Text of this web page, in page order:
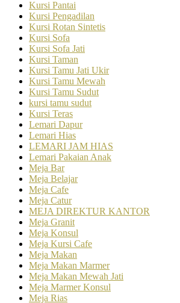
Kursi Pantai
Kursi Pengadilan
Kursi Rotan Sintetis
Kursi Sofa
Kursi Sofa Jati
Kursi Taman
Kursi Tamu Jati Ukir
Kursi Tamu Mewah
Kursi Tamu Sudut
kursi tamu sudut
Kursi Teras
Lemari Dapur
Lemari Hias
LEMARI JAM HIAS
Lemari Pakaian Anak
Meja Bar
Meja Belajar
Meja Cafe
Meja Catur
MEJA DIREKTUR KANTOR
Meja Granit
Meja Konsul
Meja Kursi Cafe
Meja Makan
Meja Makan Marmer
Meja Makan Mewah Jati
Meja Marmer Konsul
Meja Rias